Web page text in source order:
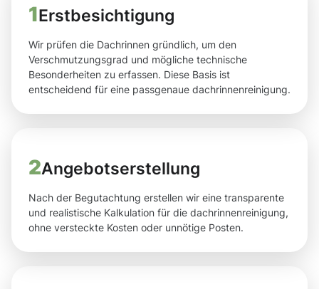
1Erstbesichtigung
Wir prüfen die Dachrinnen gründlich, um den
Verschmutzungsgrad und mögliche technische
Besonderheiten zu erfassen. Diese Basis ist
entscheidend für eine passgenaue dachrinnenreinigung.
2Angebotserstellung
Nach der Begutachtung erstellen wir eine transparente
und realistische Kalkulation für die dachrinnenreinigung,
ohne versteckte Kosten oder unnötige Posten.